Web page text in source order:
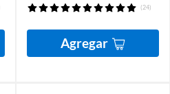
(24)
Agregar